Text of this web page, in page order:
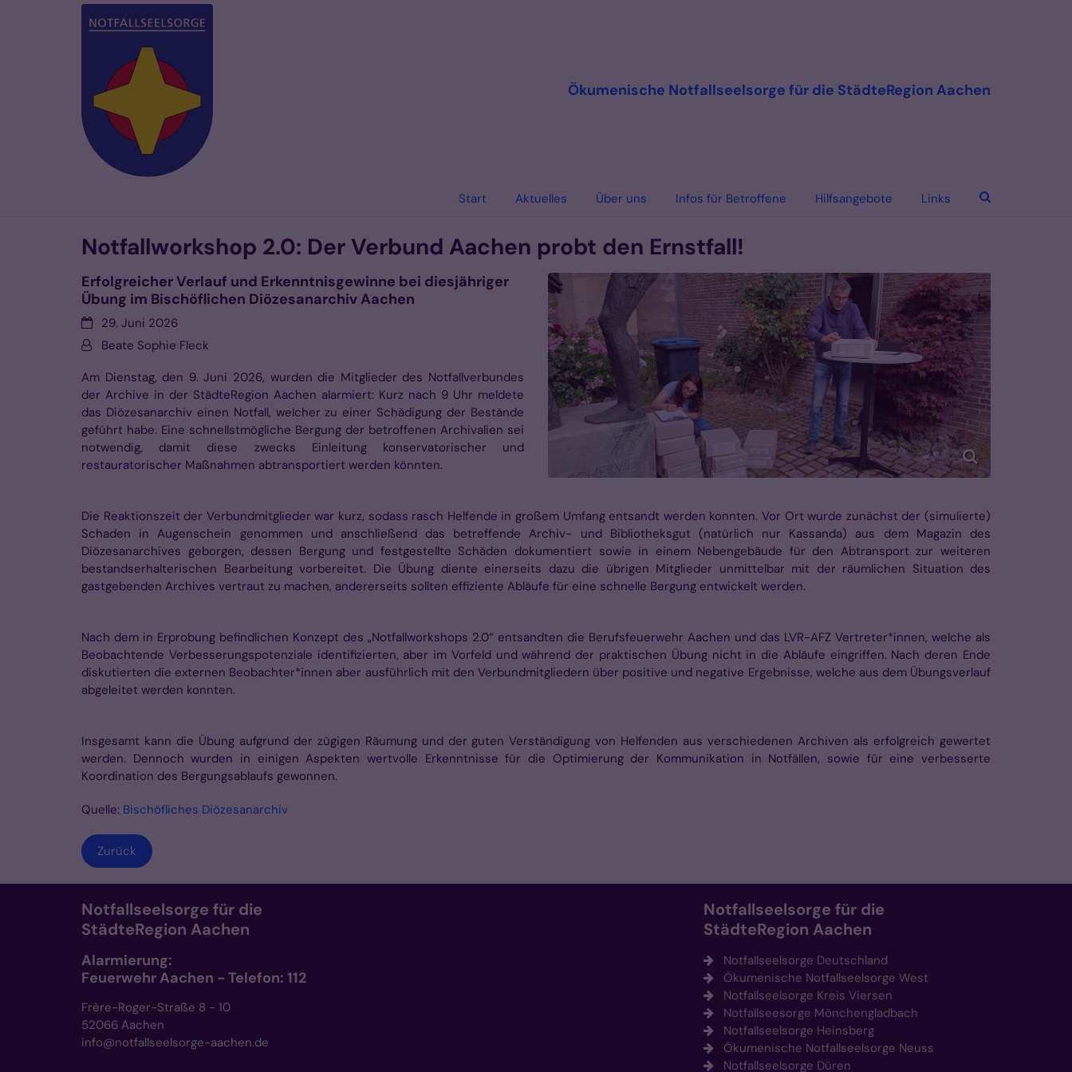
Zum Inhalt springen
Ökumenische Notfallseelsorge für die StädteRegion Aachen
Start Aktuelles Über uns Infos für Betroffene Hilfsangebote Links
Notfallworkshop 2.0: Der Verbund Aachen probt den Ernstfall!
Erfolgreicher Verlauf und Erkenntnisgewinne bei diesjähriger
Übung im Bischöflichen Diözesanarchiv Aachen
Datum:29. Juni 2026
Von:Beate Sophie Fleck
Am Dienstag, den 9. Juni 2026, wurden die Mitglieder des Notfallverbundes
der Archive in der StädteRegion Aachen alarmiert: Kurz nach 9 Uhr meldete
das Diözesanarchiv einen Notfall, welcher zu einer Schädigung der Bestände
geführt habe. Eine schnellstmögliche Bergung der betroffenen Archivalien sei
notwendig, damit diese zwecks Einleitung konservatorischer und
restauratorischer Maßnahmen abtransportiert werden könnten.
Die Reaktionszeit der Verbundmitglieder war kurz, sodass rasch Helfende in großem Umfang entsandt werden konnten. Vor Ort wurde zunächst der (simulierte)
Schaden in Augenschein genommen und anschließend das betreffende Archiv- und Bibliotheksgut (natürlich nur Kassanda) aus dem Magazin des
Diözesanarchives geborgen, dessen Bergung und festgestellte Schäden dokumentiert sowie in einem Nebengebäude für den Abtransport zur weiteren
bestandserhalterischen Bearbeitung vorbereitet. Die Übung diente einerseits dazu die übrigen Mitglieder unmittelbar mit der räumlichen Situation des
gastgebenden Archives vertraut zu machen, andererseits sollten effiziente Abläufe für eine schnelle Bergung entwickelt werden.
Nach dem in Erprobung befindlichen Konzept des „Notfallworkshops 2.0“ entsandten die Berufsfeuerwehr Aachen und das LVR-AFZ Vertreter*innen, welche als
Beobachtende Verbesserungspotenziale identifizierten, aber im Vorfeld und während der praktischen Übung nicht in die Abläufe eingriffen. Nach deren Ende
diskutierten die externen Beobachter*innen aber ausführlich mit den Verbundmitgliedern über positive und negative Ergebnisse, welche aus dem Übungsverlauf
abgeleitet werden konnten.
Insgesamt kann die Übung aufgrund der zügigen Räumung und der guten Verständigung von Helfenden aus verschiedenen Archiven als erfolgreich gewertet
werden. Dennoch wurden in einigen Aspekten wertvolle Erkenntnisse für die Optimierung der Kommunikation in Notfällen, sowie für eine verbesserte
Koordination des Bergungsablaufs gewonnen.
Quelle: Bischöfliches Diözesanarchiv
Zurück
Notfallseelsorge für die
StädteRegion Aachen
Alarmierung:
Feuerwehr Aachen - Telefon: 112
Frère-Roger-Straße 8 - 10
52066 Aachen
info@notfallseelsorge-aachen.de
Notfallseelsorge für die
StädteRegion Aachen
Notfallseelsorge Deutschland
Ökumenische Notfallseelsorge West
Notfallseelsorge Kreis Viersen
Notfallseesorge Mönchengladbach
Notfallseelsorge Heinsberg
Ökumenische Notfallseelsorge Neuss
Notfallseelsorge Düren